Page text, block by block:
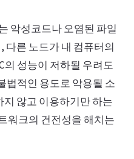
악성코드나 오염된 파일
다른 노드가 내 컴퓨터의
의 성능이 저하될 우려도
법적인 용도로 악용될 소
않고 이용하기만 하는
워크의 건전성을 해치는